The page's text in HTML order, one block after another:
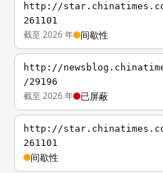
http://
261101
截至 2026 年 间歇性
http://
/29196
截至 2026 年 已屏蔽
http://
261101
间歇性